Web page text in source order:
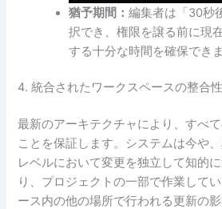
猶予期間：編集者は「30秒
択でき、権限を譲る前に現
する十分な時間を確保できま
4. 統合されたワークスペースの整合性
最新のアーキテクチャにより、すべ
ことを保証します。システムは今や
レベルにおいて変更を独立して知的
り、プロジェクトの一部で作業して
ース内の他の場所で行われる更新の